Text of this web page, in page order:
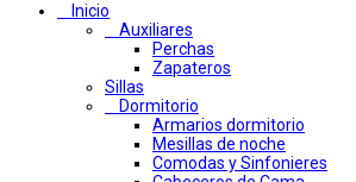
Inicio
Auxiliares
Perchas
Zapateros
Sillas
Dormitorio
Armarios dormitorio
Mesillas de noche
Comodas y Sinfonieres